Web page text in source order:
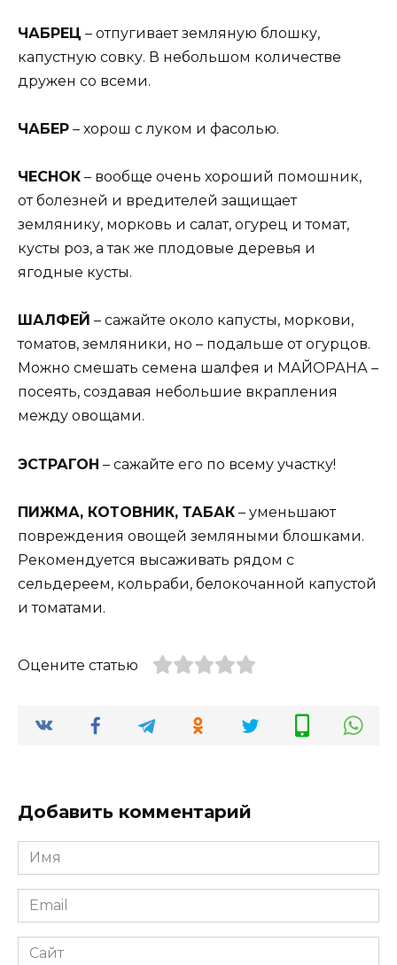
ЧАБРЕЦ – отпугивает земляную блошку,
капустную совку. В небольшом количестве
дружен со всеми.
ЧАБЕР – хорош с луком и фасолью.
ЧЕСНОК – вообще очень хороший помошник,
от болезней и вредителей защищает
землянику, морковь и салат, огурец и томат,
кусты роз, а так же плодовые деревья и
ягодные кусты.
ШАЛФЕЙ – сажайте около капусты, моркови,
томатов, земляники, но – подальше от огурцов.
Можно смешать семена шалфея и МАЙОРАНА –
посеять, создавая небольшие вкрапления
между овощами.
ЭСТРАГОН – сажайте его по всему участку!
ПИЖМА, КОТОВНИК, ТАБАК – уменьшают
повреждения овощей земляными блошками.
Рекомендуется высаживать рядом с
сельдереем, кольраби, белокочанной капустой
и томатами.
Оцените статью
Добавить комментарий
Имя
*
Email
*
Сайт